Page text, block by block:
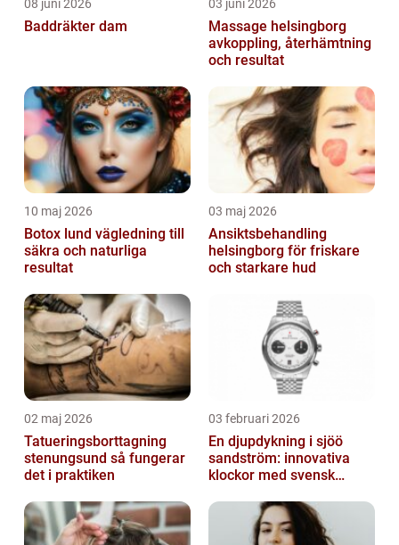
08 juni 2026
Baddräkter dam
03 juni 2026
Massage helsingborg
avkoppling, återhämtning
och resultat
10 maj 2026
Botox lund vägledning till
säkra och naturliga
resultat
03 maj 2026
Ansiktsbehandling
helsingborg för friskare
och starkare hud
02 maj 2026
Tatueringsborttagning
stenungsund så fungerar
det i praktiken
03 februari 2026
En djupdykning i sjöö
sandström: innovativa
klockor med svensk